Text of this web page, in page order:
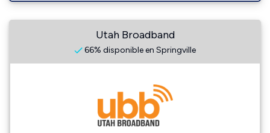
Utah Broadband
66% disponible en Springville